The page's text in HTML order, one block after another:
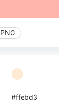
PNG
#ffebd3